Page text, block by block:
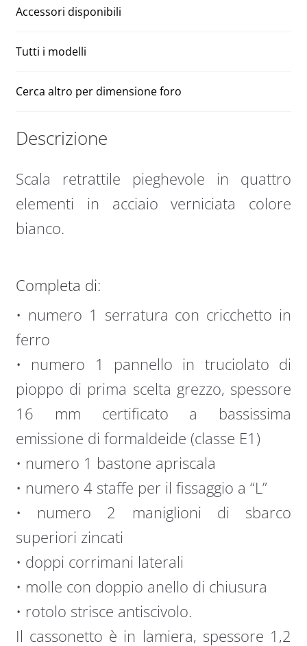
Accessori disponibili
Tutti i modelli
Cerca altro per dimensione foro
Descrizione
Scala retrattile pieghevole in quattro
elementi in acciaio verniciata colore
bianco.
Completa di:
• numero 1 serratura con cricchetto in
ferro
• numero 1 pannello in truciolato di
pioppo di prima scelta grezzo, spessore
16 mm certificato a bassissima
emissione di formaldeide (classe E1)
• numero 1 bastone apriscala
• numero 4 staffe per il fissaggio a “L”
• numero 2 maniglioni di sbarco
superiori zincati
• doppi corrimani laterali
• molle con doppio anello di chiusura
• rotolo strisce antiscivolo.
Il cassonetto è in lamiera, spessore 1,2